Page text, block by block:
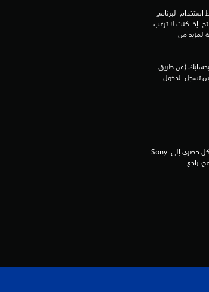
الخاصة بنا بالإضافة إلى أي أحكام إضافية محددة تطبق على هذا المنتج. إذا كنت لا ترغب
في قبول هذه الشروط، لا تقوم بتنزيل هذا المنتج. راجع شروط الخدمة لمزيد من
يمكنك تنزيل هذا المحتوى وتشغيله على جهاز PS5 الرئيسي المرتبط بحسابك (عن طريق
إعداد "مشاركة الجهاز واللعب بدون اتصال") وعلى أي جهاز PS5 آخر حين تسجل الدخول
برامج مكتبة ©Sony Interactive Entertainment Inc. ملخصة بشكل حصري إلى Sony